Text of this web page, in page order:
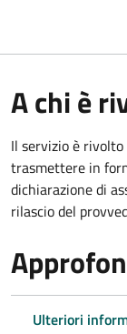
A chi è
Il servizio è
trasmettere in
dichiarazione di
rilascio del
Ulteriori